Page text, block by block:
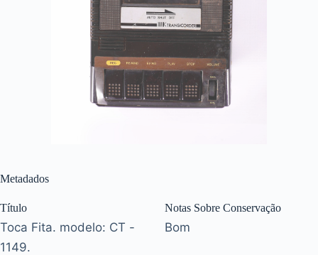
Metadados
Título
Toca Fita. modelo: CT -
1149.
Notas Sobre Conservação
Bom